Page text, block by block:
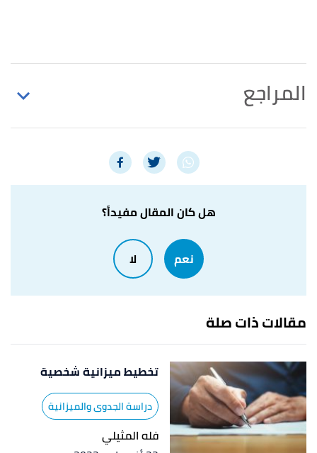
المراجع
rocket hq, 11/4/2021, Retrieved 9/10/2021.
AKHILESH GANTI (18/3/2021),
"How to make a personal budget in 8 easy steps—
plus tips for actually using it",bungalow
Retrieved 9/10/2021. Edited.
↑
"Creating a budget"
better money habits bank of
america, Retrieved 9/10/2021. Edited.
هل كان المقال مفيداً؟
نعم لا
مقالات ذات صلة
تخطيط ميزانية شخصية
دراسة الجدوى والميزانية
فله المثيلي